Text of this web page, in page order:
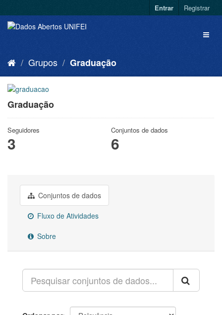
Entrar Registrar
Grupos Graduação
Graduação
Seguidores
3
Conjuntos de dados
6
Conjuntos de dados
Fluxo de Atividades
Sobre